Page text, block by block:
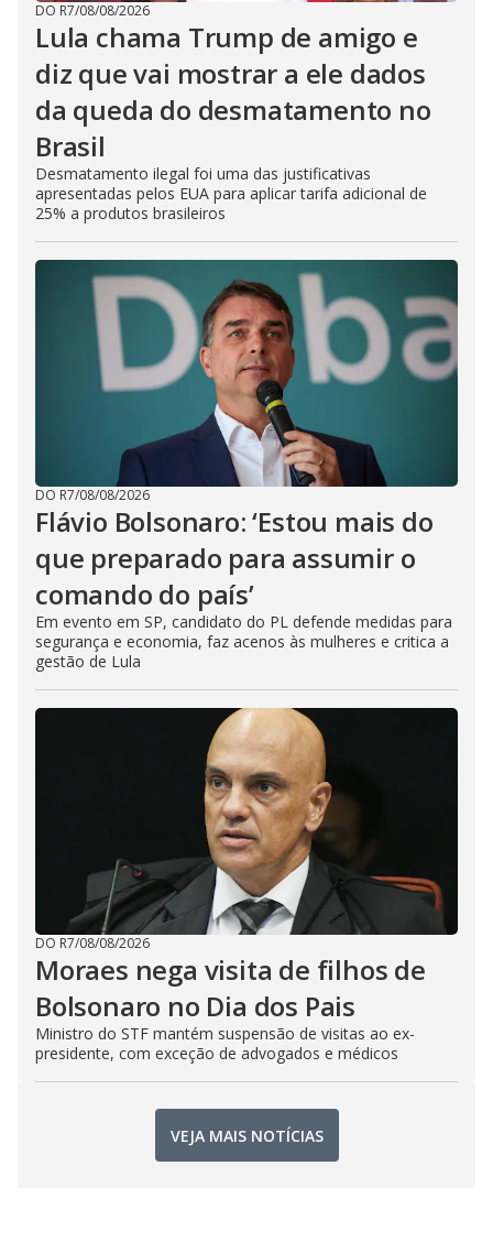
DO R7/08/08/2026
Lula chama Trump de amigo e
diz que vai mostrar a ele dados
da queda do desmatamento no
Brasil
Desmatamento ilegal foi uma das justificativas
apresentadas pelos EUA para aplicar tarifa adicional de
25% a produtos brasileiros
DO R7/08/08/2026
Flávio Bolsonaro: ‘Estou mais do
que preparado para assumir o
comando do país’
Em evento em SP, candidato do PL defende medidas para
segurança e economia, faz acenos às mulheres e critica a
gestão de Lula
DO R7/08/08/2026
Moraes nega visita de filhos de
Bolsonaro no Dia dos Pais
Ministro do STF mantém suspensão de visitas ao ex-
presidente, com exceção de advogados e médicos
VEJA MAIS NOTÍCIAS